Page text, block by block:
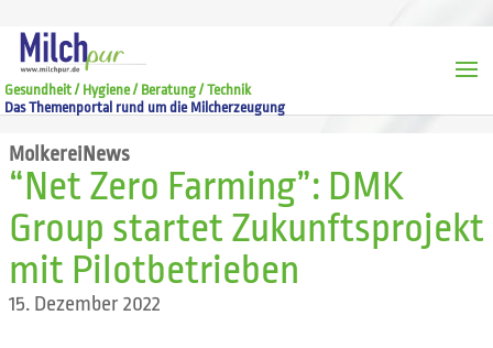
Gesundheit / Hygiene / Beratung / Technik
Das Themenportal rund um die Milcherzeugung
MolkereiNews
“Net Zero Farming”: DMK
Group startet Zukunftsprojekt
mit Pilotbetrieben
15. Dezember 2022